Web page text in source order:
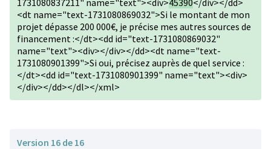
1731080837211" name="text"><div>45390</div></dd>
<dt name="text-1731080869032">Si le montant de mon
projet dépasse 200 000€, je précise mes autres sources de
financement :</dt><dd id="text-1731080869032"
name="text"><div></div></dd><dt name="text-
1731080901399">Si oui, précisez auprès de quel service :
</dt><dd id="text-1731080901399" name="text"><div>
</div></dd></dl></xml>
Version 16 de 16